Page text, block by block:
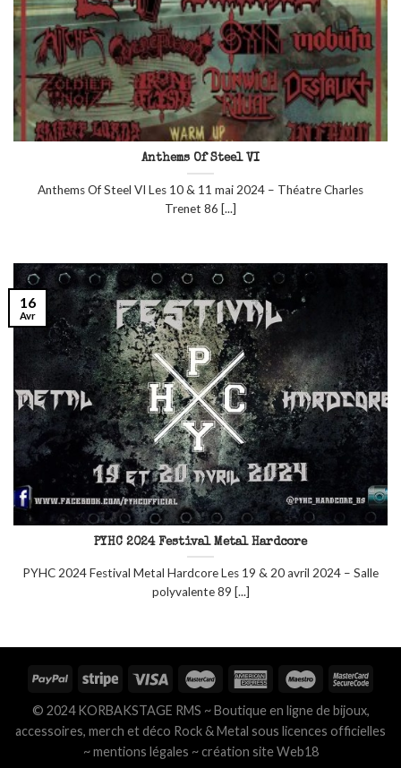
Anthems Of Steel VI
Anthems Of Steel VI Les 10 & 11 mai 2024 – Théatre Charles
Trenet 86 [...]
PYHC 2024 Festival Metal Hardcore
PYHC 2024 Festival Metal Hardcore Les 19 & 20 avril 2024 – Salle
polyvalente 89 [...]
16
Avr
© 2024 KORBAKSTAGE RMS ~ Boutique en ligne de bijoux,
accessoires, merch et déco Rock & Metal sous licences officielles
~mentions légales ~ création site Web18